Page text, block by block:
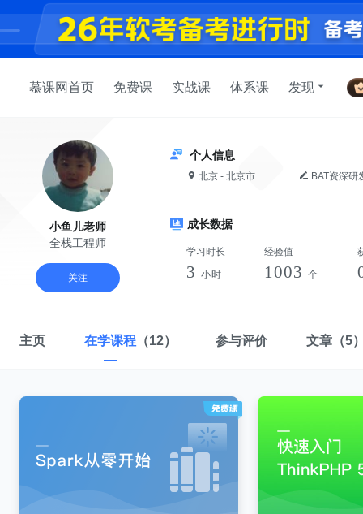
慕课网首页 免费课 实战课 体系课 发现
小鱼儿老师
全栈工程师
关注
个人信息
北京 - 北京市
成长数据
学习时长
3 小时
经验值
1003 个
主页 在学课程 （12） 参与评价 文章 （5